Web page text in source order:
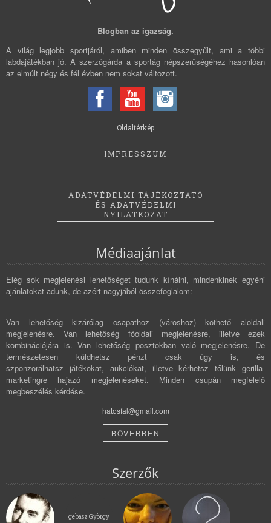
Blogban az igazság.
A világ legjobb sportjáról, amiben minden összegyűlt, ami a többi
labdajátékban jó. A szerzőgárda a sportág népszerűségéhez hasonlóan
az elmúlt négy és fél évben nem sokat változott.
Oldaltérkép
IMPRESSZUM
ADATVÉDELMI TÁJÉKOZTATÓ
ÉS ADATVÉDELMI
NYILATKOZAT
Médiaajánlat
Elég sok megjelenési lehetőséget tudunk kínálni, mindenkinek egyéni
ajánlatokat adunk, de azért nagyjából összefoglalom:
Van lehetőség kizárólag csapathoz (városhoz) köthető aloldali
megjelenésre. Van lehetőség főoldali megjelenésre, illetve ezek
kombinációjára is. Van lehetőség posztokban való megjelenésre. De
természetesen küldhetsz pénzt csak úgy is, és
szponzorálhatsz játékokat, aukciókat, illetve kérhetsz tőlünk gerilla-
marketingre hajazó megjelenéseket. Minden csupán megfelelő
megbeszélés kérdése.
hatosfal@gmail.com
BŐVEBBEN
Szerzők
gebasz György